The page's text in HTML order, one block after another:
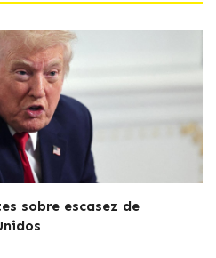
sobre escasez de